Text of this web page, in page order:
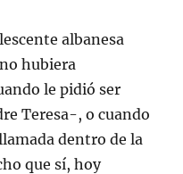
albanesa
hubiera
le pidió ser
Teresa-, o cuando
dentro de la
que sí, hoy